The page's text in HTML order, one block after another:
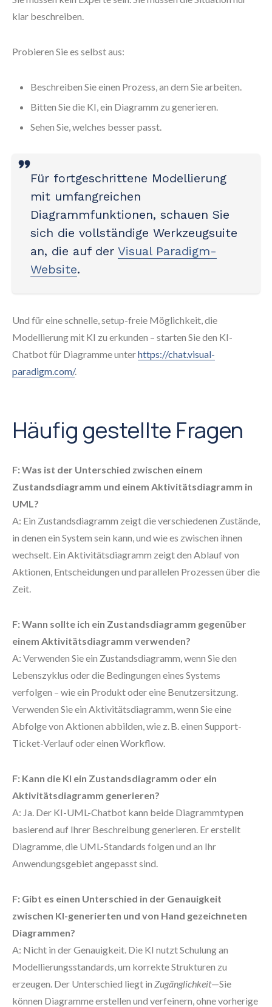
klar beschreiben.
Probieren Sie es selbst aus:
Beschreiben Sie einen Prozess, an dem Sie arbeiten.
Bitten Sie die KI, ein Diagramm zu generieren.
Sehen Sie, welches besser passt.
Für fortgeschrittene Modellierung
mit umfangreichen
Diagrammfunktionen, schauen Sie
sich die vollständige Werkzeugsuite
an, die auf der Visual Paradigm-
Website.
Und für eine schnelle, setup-freie Möglichkeit, die
Modellierung mit KI zu erkunden – starten Sie den KI-
Chatbot für Diagramme unterhttps://chat.visual-
paradigm.com/.
Häufig gestellte Fragen
F: Was ist der Unterschied zwischen einem
Zustandsdiagramm und einem Aktivitätsdiagramm in
UML?
A: Ein Zustandsdiagramm zeigt die verschiedenen Zustände,
in denen ein System sein kann, und wie es zwischen ihnen
wechselt. Ein Aktivitätsdiagramm zeigt den Ablauf von
Aktionen, Entscheidungen und parallelen Prozessen über die
Zeit.
F: Wann sollte ich ein Zustandsdiagramm gegenüber
einem Aktivitätsdiagramm verwenden?
A: Verwenden Sie ein Zustandsdiagramm, wenn Sie den
Lebenszyklus oder die Bedingungen eines Systems
verfolgen – wie ein Produkt oder eine Benutzersitzung.
Verwenden Sie ein Aktivitätsdiagramm, wenn Sie eine
Abfolge von Aktionen abbilden, wie z. B. einen Support-
Ticket-Verlauf oder einen Workflow.
F: Kann die KI ein Zustandsdiagramm oder ein
Aktivitätsdiagramm generieren?
A: Ja. Der KI-UML-Chatbot kann beide Diagrammtypen
basierend auf Ihrer Beschreibung generieren. Er erstellt
Diagramme, die UML-Standards folgen und an Ihr
Anwendungsgebiet angepasst sind.
F: Gibt es einen Unterschied in der Genauigkeit
zwischen KI-generierten und von Hand gezeichneten
Diagrammen?
A: Nicht in der Genauigkeit. Die KI nutzt Schulung an
Modellierungsstandards, um korrekte Strukturen zu
erzeugen. Der Unterschied liegt in Zugänglichkeit—Sie
können Diagramme erstellen und verfeinern, ohne vorherige